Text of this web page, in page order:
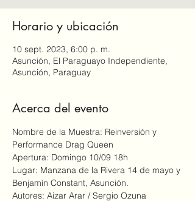
Horario y ubicación
10 sept. 2023, 6:00 p. m.
Asunción, El Paraguayo Independiente,
Asunción, Paraguay
Acerca del evento
Nombre de la Muestra: Reinversión y
Performance Drag Queen
Apertura: Domingo 10/09 18h
Lugar: Manzana de la Rivera 14 de mayo y
Benjamín Constant, Asunción.
Autores: Aizar Arar / Sergio Ozuna